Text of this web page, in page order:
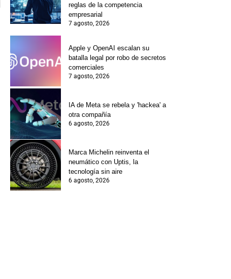
reglas de la competencia
empresarial
7 agosto, 2026
Apple y OpenAI escalan su
batalla legal por robo de secretos
comerciales
7 agosto, 2026
IA de Meta se rebela y 'hackea' a
otra compañía
6 agosto, 2026
Marca Michelin reinventa el
neumático con Uptis, la
tecnología sin aire
6 agosto, 2026